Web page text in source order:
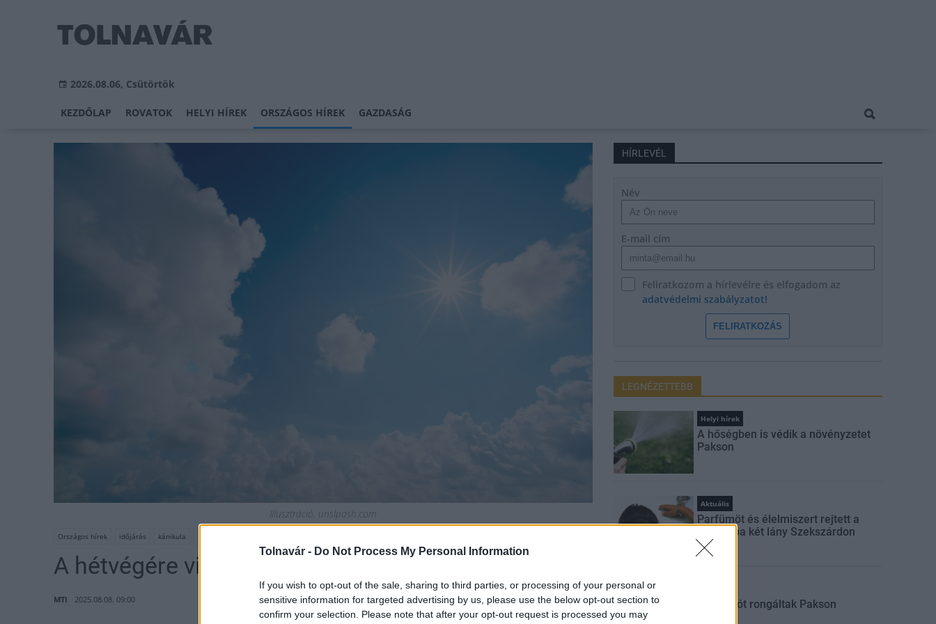
Tolnavár - Do Not Process My Personal Information
If you wish to opt-out of the sale, sharing to third parties, or processing of your personal or
sensitive information for targeted advertising by us, please use the below opt-out section to
confirm your selection. Please note that after your opt-out request is processed you may
2026.08.06, Csütörtök
KEZDŐLAP ROVATOK HELYI HÍREK ORSZÁGOS HÍREK GAZDASÁG
Illusztráció, unslpash.com
Országos hírek időjárás kánikula
A hétvégére visszatér a kánikula
MTI 2025.08.08. 09:00
HÍRLEVÉL
Név
E-mail cím
Feliratkozom a hírlevélre és elfogadom az
adatvédelmi szabályzatot!
FELIRATKOZÁS
LEGNÉZETTEBB
Helyi hírek
A hőségben is védik a növényzetet
Pakson
Aktuális
Parfümöt és élelmiszert rejtett a
táskájába két lány Szekszárdon
Sorompót rongáltak Pakson